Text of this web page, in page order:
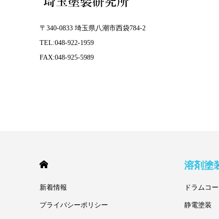
〒340-0833 埼玉県八潮市西袋784-2
TEL:048-922-1959
FAX:048-925-5989
新着情報
プライバシーポリシー
溶剤塗
ドラムコ
静電塗装